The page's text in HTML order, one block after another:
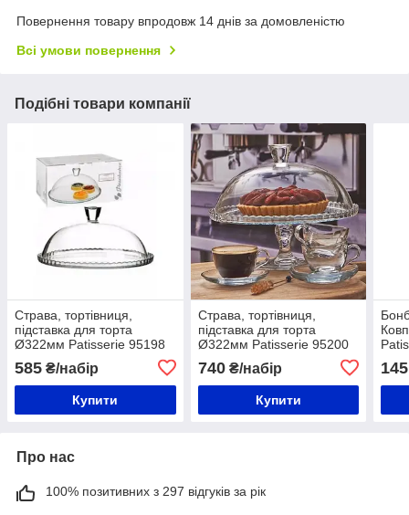
Повернення товару впродовж 14 днів за домовленістю
Всі умови повернення
Подібні товари компанії
Страва, тортівниця,
підставка для торта
Ø322мм Patisserie 95198
585 ₴/набір
Купити
Страва, тортівниця,
підставка для торта
Ø322мм Patisserie 95200
740₴/набір
Купити
145
Про нас
100% позитивних з 297 відгуків за рік